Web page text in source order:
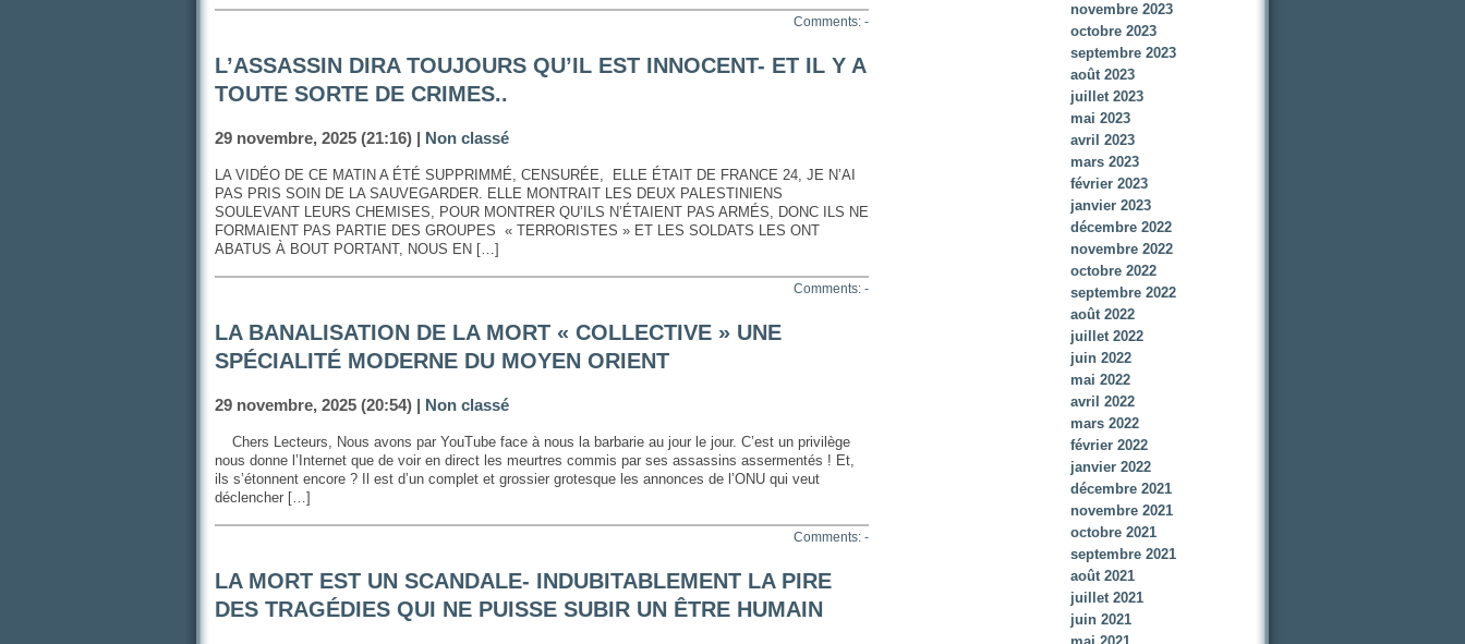
Comments: -
L’ASSASSIN DIRA TOUJOURS QU’IL EST INNOCENT- ET IL Y A
TOUTE SORTE DE CRIMES..
29 novembre, 2025 (21:16) | Non classé
LA VIDÉO DE CE MATIN A ÉTÉ SUPPRIMMÉ, CENSURÉE, ELLE ÉTAIT DE FRANCE 24, JE N’AI
PAS PRIS SOIN DE LA SAUVEGARDER. ELLE MONTRAIT LES DEUX PALESTINIENS
SOULEVANT LEURS CHEMISES, POUR MONTRER QU’ILS N’ÉTAIENT PAS ARMÉS, DONC ILS NE
FORMAIENT PAS PARTIE DES GROUPES « TERRORISTES » ET LES SOLDATS LES ONT
ABATUS À BOUT PORTANT, NOUS EN […]
Comments: -
LA BANALISATION DE LA MORT « COLLECTIVE » UNE
SPÉCIALITÉ MODERNE DU MOYEN ORIENT
29 novembre, 2025 (20:54) | Non classé
Chers Lecteurs, Nous avons par YouTube face à nous la barbarie au jour le jour. C’est un privilège
nous donne l’Internet que de voir en direct les meurtres commis par ses assassins assermentés ! Et,
ils s’étonnent encore ? Il est d’un complet et grossier grotesque les annonces de l’ONU qui veut
déclencher […]
Comments: -
LA MORT EST UN SCANDALE- INDUBITABLEMENT LA PIRE
DES TRAGÉDIES QUI NE PUISSE SUBIR UN ÊTRE HUMAIN
novembre 2023
octobre 2023
septembre 2023
août 2023
juillet 2023
mai 2023
avril 2023
mars 2023
février 2023
janvier 2023
décembre 2022
novembre 2022
octobre 2022
septembre 2022
août 2022
juillet 2022
juin 2022
mai 2022
avril 2022
mars 2022
février 2022
janvier 2022
décembre 2021
novembre 2021
octobre 2021
septembre 2021
août 2021
juillet 2021
juin 2021